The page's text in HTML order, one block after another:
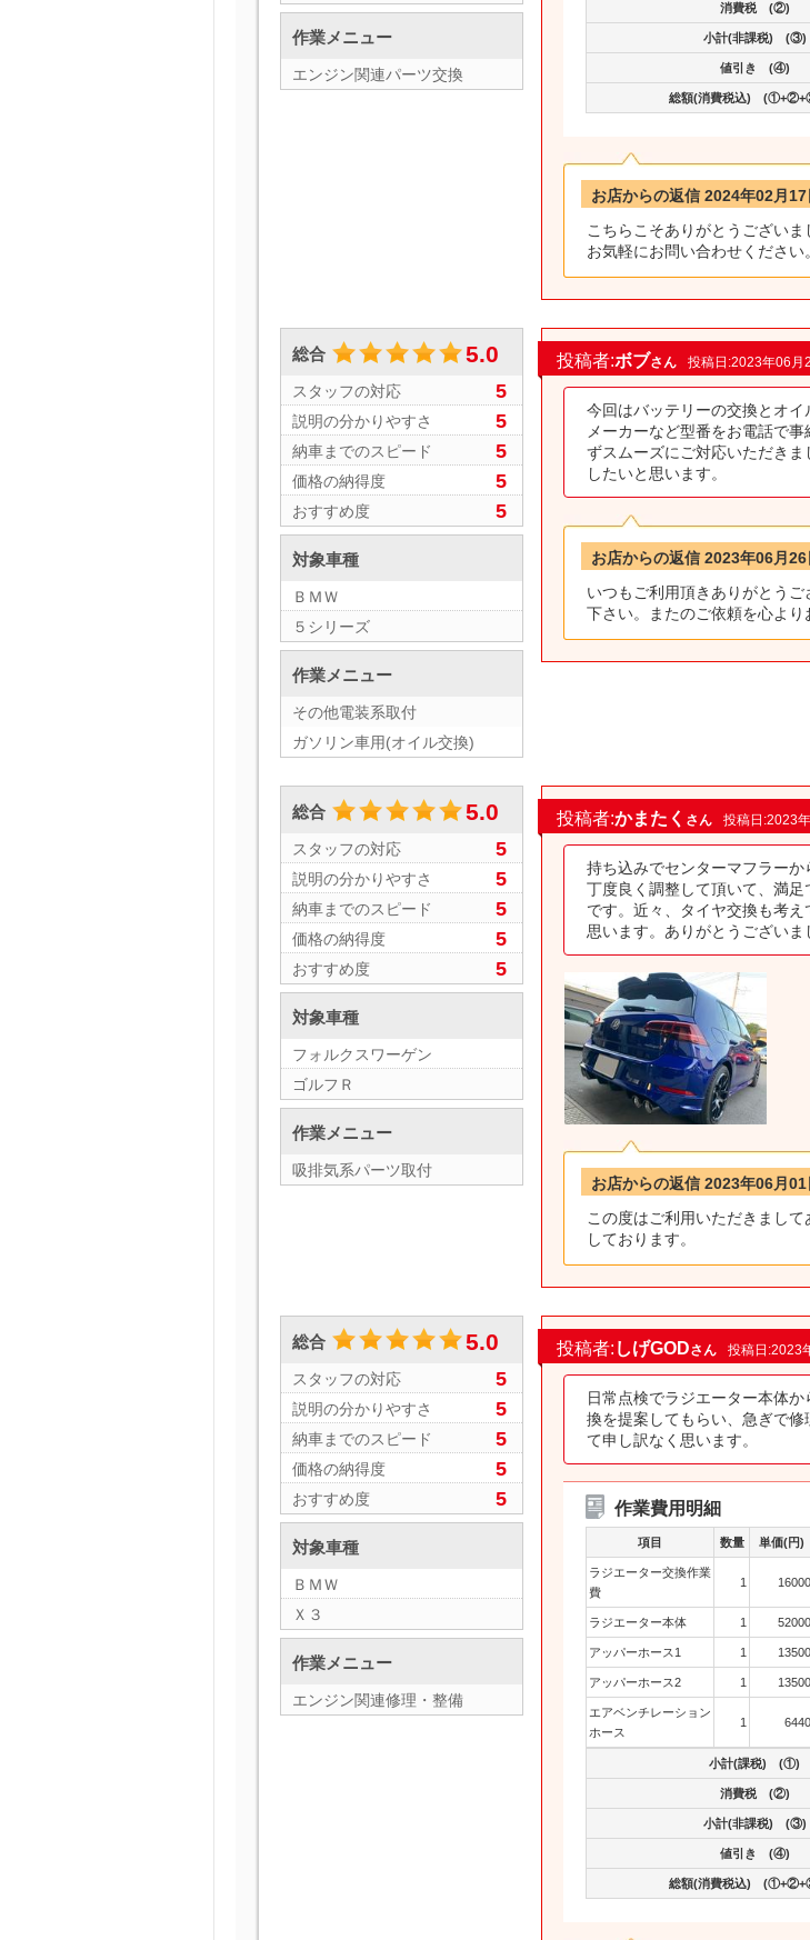
作業メニュー
エンジン関連パーツ交換
消費税 (②)
小計(非課税) (③)
値引き (④)
総額(消費税込)
お店からの返信 2024年02月17
こちらこそありがとうござい
お気軽にお問い合わせください。
総合 5.0
スタッフの対応 5
説明の分かりやすさ 5
納車までのスピード 5
価格の納得度 5
おすすめ度 5
対象車種
ＢＭＷ
５シリーズ
作業メニュー
その他電装系取付
ガソリン車用(オイル交換)
投稿者:ボブさん 投稿日:2023年06月
今回はバッテリーの交換とオ
メーカーなど型番をお電話で
ずスムーズにご対応いただき
したいと思います。
お店からの返信 2023年06月26
いつもご利用頂きありがとう
下さい。またのご依頼を心より
総合 5.0
スタッフの対応 5
説明の分かりやすさ 5
納車までのスピード 5
価格の納得度 5
おすすめ度 5
対象車種
フォルクスワーゲン
ゴルフＲ
作業メニュー
吸排気系パーツ取付
投稿者:かまたく さん 投稿日:2023
持ち込みでセンターマフラー
丁度良く調整して頂いて、満
です。近々、タイヤ交換も考
思います。ありがとうございま
お店からの返信 2023年06月01
この度はご利用いただきまし
しております。
総合 5.0
スタッフの対応 5
説明の分かりやすさ 5
納車までのスピード 5
価格の納得度 5
おすすめ度 5
対象車種
ＢＭＷ
Ｘ３
作業メニュー
エンジン関連修理・整備
投稿者: しげGODさん 投稿日:2023
日常点検でラジエーター本体
換を提案してもらい、急ぎで
て申し訳なく思います。
作業費用明細
項目 数量 単価(円)
ラジエーター交換作業
費
1 16000
ラジエーター本体 1 52000
アッパーホース1 1 13500
アッパーホース2 1 13500
エアベンチレーション
ホース
1 6440
小計(課税) (①)
消費税 (②)
小計(非課税) (③)
値引き (④)
総額(消費税込)